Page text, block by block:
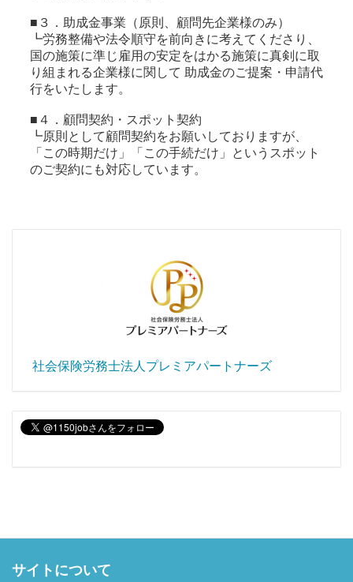
■３．助成金事業（原則、顧問先企業様のみ）
┗労務整備や法令順守を前向きに考えてくださり、
国の施策に準じ雇用の安定をはかる施策に真剣に取
り組まれる企業様に関して 助成金のご提案・申請代
行をいたします。
■４．顧問契約・スポット契約
┗原則として顧問契約をお願いしておりますが、
「この時期だけ」「この手続だけ」というスポット
のご契約にも対応しています。
社会保険労務士法人プレミアパートナーズ
サイトについて